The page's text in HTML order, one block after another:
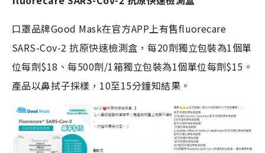
口罩品牌Good Mask在官方APP上有售fluorecare
SARS-Cov-2 抗原快速檢測盒，每20劑獨立包裝為1個單
位每劑$18、每500劑/1箱獨立包裝為1個單位每劑$15。
產品以鼻拭子採樣，10至15分鐘知結果。